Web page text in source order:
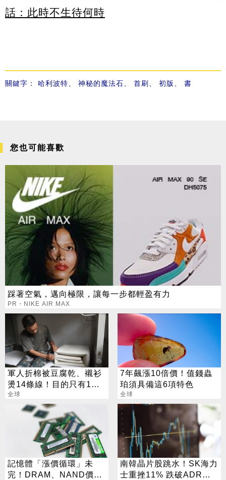
話：此時不生待何時
關鍵字： 哈利波特 神秘的魔法石 首刷 初版 書
您也可能喜歡
踩著空氣，邁向極限，讓每一步都輕盈有力
PR・NIKE AIR MAX
軍人折棉被豆腐乾、襯衫
燙14條線！目的只有1
個？
全球
7年飆漲10倍價！值錢蟲
珀須具備這6項特色
全球
記憶體「漲價循環」未
完！DRAM、NAND價格
南韓晶片股跳水！SK海力
士重挫11% 跌破ADR發